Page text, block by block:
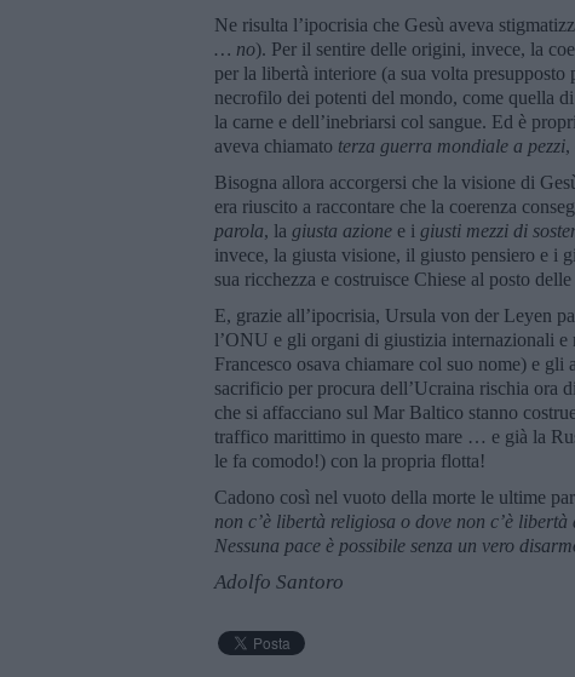
Ne risulta l’ipocrisia che Gesù aveva
… no). Per il sentire delle origini, invece, la
per la libertà interiore (a sua volta
necrofilo dei potenti del mondo, come quella
la carne e dell’inebriarsi col sangue. Ed è
aveva chiamato terza guerra mondiale a pezzi,
Bisogna allora accorgersi che la visione di
era riuscito a raccontare che la coerenza
parola, la giusta azione e i giusti mezzi di
invece, la giusta visione, il giusto pensiero e i
sua ricchezza e costruisce Chiese al posto delle
E, grazie all’ipocrisia, Ursula von der Leyen
l’ONU e gli organi di giustizia internazionali e
Francesco osava chiamare col suo nome) e
sacrificio per procura dell’Ucraina rischia ora
che si affacciano sul Mar Baltico stanno
traffico marittimo in questo mare … e già la
le fa comodo!) con la propria flotta!
Cadono così nel vuoto della morte le ultime
non c’è libertà religiosa o dove non c’è
Nessuna pace è possibile senza un vero
Adolfo Santoro